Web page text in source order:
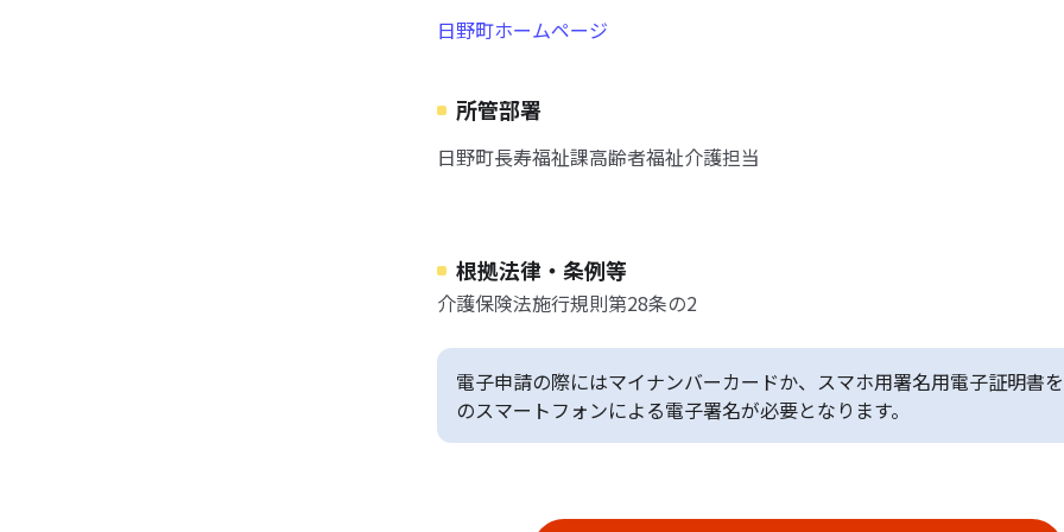
日野町ホームページ
所管部署
日野町長寿福祉課高齢者福祉介護担当
根拠法律・条例等
介護保険法施行規則第28条の2
電子申請の際にはマイナンバーカードか、スマホ用署名用電子証明書
のスマートフォンによる電子署名が必要となります。